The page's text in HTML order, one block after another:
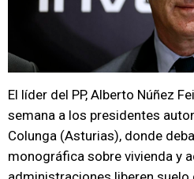
El líder del PP, Alberto Núñez
semana a los presidentes
Colunga (Asturias), donde
monográfica sobre vivienda y